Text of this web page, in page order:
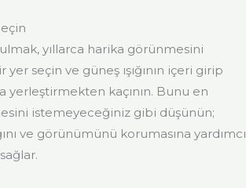
yıllarca harika görünmesini
yer seçin ve güneş ışığının içeri girip
yerleştirmekten kaçının. Bunu en
istemeyeceğiniz gibi düşünün;
ve görünümünü korumasına yardımcı